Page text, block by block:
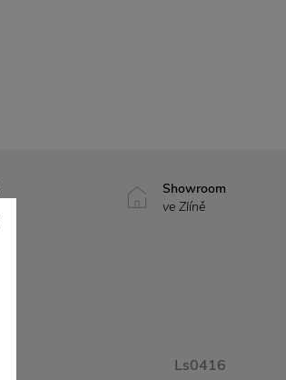
Showroom
ve Zlíně
Ls0416